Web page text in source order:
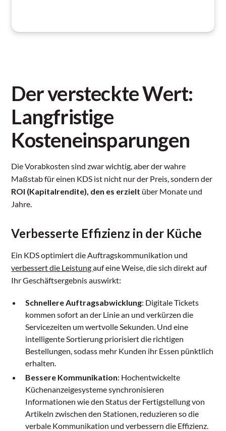
Der versteckte Wert:
Langfristige
Kosteneinsparungen
Die Vorabkosten sind zwar wichtig, aber der wahre
Maßstab für einen KDS ist nicht nur der Preis, sondern der
ROI (Kapitalrendite), den es erzielt über Monate und
Jahre.
Verbesserte Effizienz in der Küche
Ein KDS optimiert die Auftragskommunikation und
verbessert die Leistungauf eine Weise, die sich direkt auf
Ihr Geschäftsergebnis auswirkt:
Schnellere Auftragsabwicklung: Digitale Tickets
kommen sofort an der Linie an und verkürzen die
Servicezeiten um wertvolle Sekunden. Und eine
intelligente Sortierung priorisiert die richtigen
Bestellungen, sodass mehr Kunden ihr Essen pünktlich
erhalten.
Bessere Kommunikation: Hochentwickelte
Küchenanzeigesysteme synchronisieren
Informationen wie den Status der Fertigstellung von
Artikeln zwischen den Stationen, reduzieren so die
verbale Kommunikation und verbessern die Effizienz.